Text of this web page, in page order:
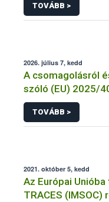
TOVÁBB >
2026. július 7, kedd
A csomagolásról
szóló (EU) 2025/
élelmiszerekkel
szóló 1169/2011/
TOVÁBB >
2021. október 5, kedd
Az Európai
TRACES